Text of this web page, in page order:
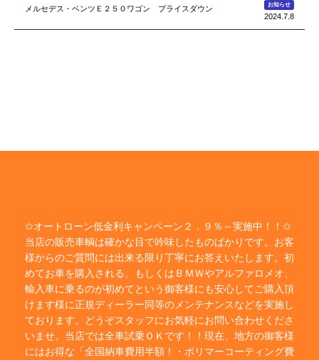
メルセデス・ベンツＥ２５０ワゴン プライスダウン お知らせ
2024.7.8
✩オートローン低金利キャンペーン２．９％～実施中！！✩
当店の販売車輌は確かな目で吟味したものばかりです。お客
様からのご質問には出来る限り丁寧にお答えいたします。初
めてお車を購入される、もしくはＢＭＷやアルファロメオ、
輸入車に乗るのが初めてという御客様にも安心してご購入頂
けます様に正規ディーラー同等のメンテナンスなどを実施し
ております。どうぞスタッフにお気軽にお問い合わせくださ
いませ。当店では全車試乗ＯＫです！！現在、地方の御客様
にはお得な「全国納車費用半額！・ポリマーコーティング費